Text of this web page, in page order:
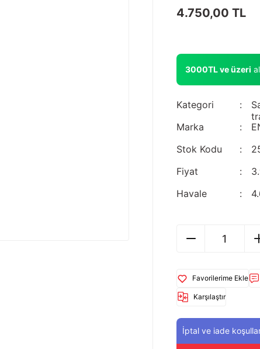
4.750,00 TL
3000TL ve üzeri
Kategori
Marka
Stok Kodu
Fiyat
Havale
Karşılaştır
İptal ve iade